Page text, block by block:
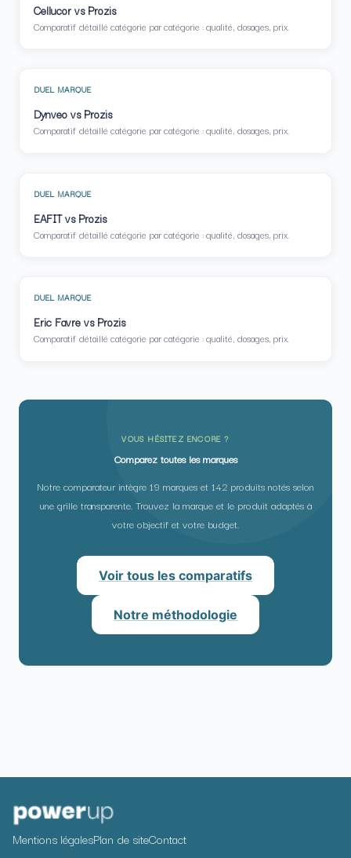
Cellucor vs Prozis
Comparatif détaillé catégorie par catégorie : qualité, dosages, prix.
DUEL MARQUE
Dynveo vs Prozis
Comparatif détaillé catégorie par catégorie : qualité, dosages, prix.
DUEL MARQUE
EAFIT vs Prozis
Comparatif détaillé catégorie par catégorie : qualité, dosages, prix.
DUEL MARQUE
Eric Favre vs Prozis
Comparatif détaillé catégorie par catégorie : qualité, dosages, prix.
VOUS HÉSITEZ ENCORE ?
Comparez toutes les marques
Notre comparateur intègre 19 marques et 142 produits notés selon
une grille transparente. Trouvez la marque et le produit adaptés à
votre objectif et votre budget.
Voir tous les comparatifs
Notre méthodologie
Mentions légalesPlan de siteContact